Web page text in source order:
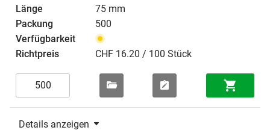
75 mm
500
CHF 16.20 / 100 Stück
Details anzeigen